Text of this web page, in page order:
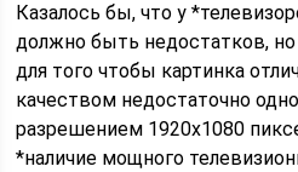
Казалось бы, что у
должно быть недостатков,
для того чтобы картинка
качеством недостаточно
разрешением 1920х1080
*наличие мощного